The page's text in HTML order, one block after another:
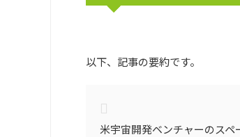
以下、記事の要約です。
米宇宙開発ベンチャーのスペ